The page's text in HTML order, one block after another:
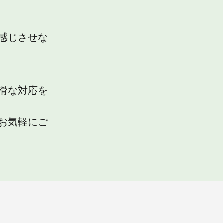
じさせな
な対応を
気軽にご